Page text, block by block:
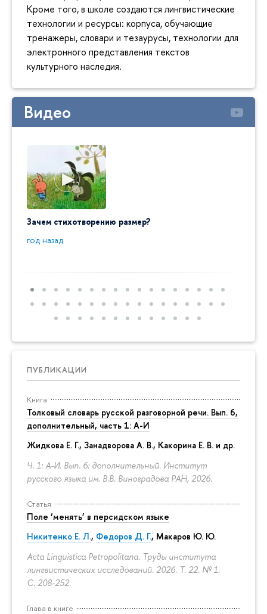
Кроме того, в школе создаются лингвистические
технологии и ресурсы: корпуса, обучающие
тренажеры, словари и тезаурусы, технологии для
электронного представления текстов
культурного наследия.
Видео
Зачем стихотворению размер?
год назад
ПУБЛИКАЦИИ
Книга
Толковый словарь русской разговорной речи. Вып. 6,
дополнительный, часть 1: А-И
Жидкова Е. Г., Занадворова А. В., Какорина Е. В. и др.
Ч. 1: А-И. Вып. 6: дополнительный. Институт
русского языка им. В.В. Виноградова РАН, 2026.
Статья
Поле ‘менять’ в персидском языке
Никитенко Е. Л., Федоров Д. Г., Макаров Ю. Ю.
Acta Linguistica Petropolitana. Труды института
лингвистических исследований. 2026. Т. 22. № 1.
С. 208-252.
Глава в книге